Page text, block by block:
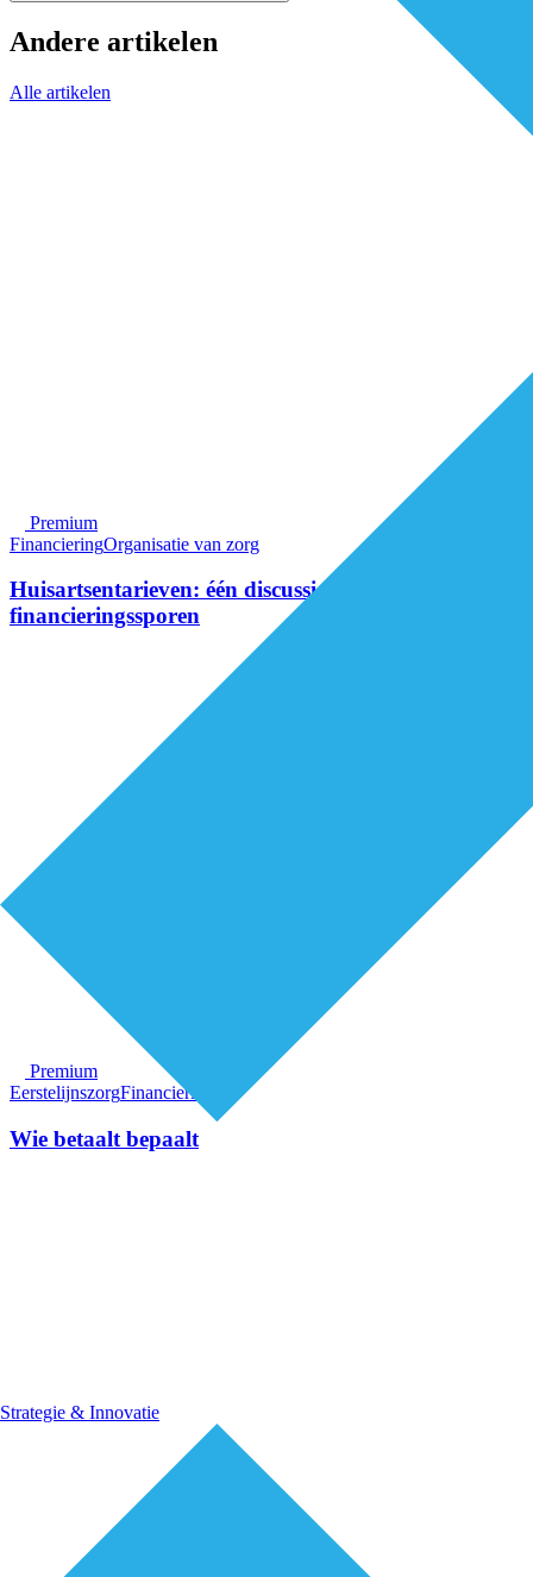
Strategie & Innovatie
Andere artikelen
Alle artikelen
Premium
FinancieringOrganisatie van zorg
Huisartsentarieven: één discussie, twee
financieringssporen
Premium
EerstelijnszorgFinanciering
Wie betaalt bepaalt